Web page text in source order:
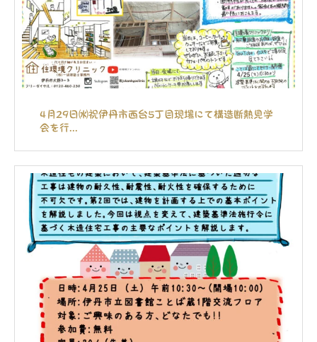
4月29日㈬祝伊丹市西台5丁目現場にて構造断熱見学
会を行...